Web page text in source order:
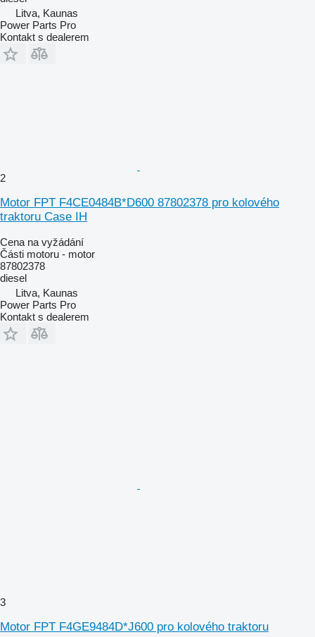
Litva, Kaunas
Power Parts Pro
Kontakt s dealerem
2
Motor FPT F4CE0484B*D600 87802378 pro kolového
traktoru Case IH
Cena na vyžádání
Části motoru - motor
87802378
diesel
Litva, Kaunas
Power Parts Pro
Kontakt s dealerem
3
Motor FPT F4GE9484D*J600 pro kolového traktoru